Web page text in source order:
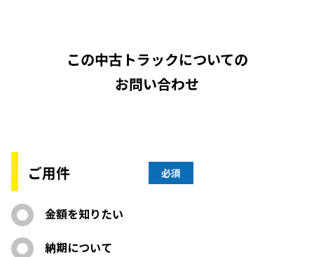
この中古トラックについての
お問い合わせ
ご用件 必須
金額を知りたい
納期について